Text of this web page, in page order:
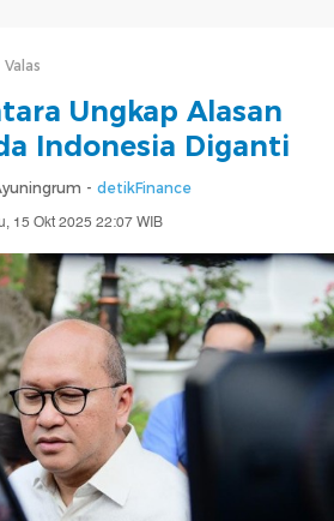
Ungkap Alasan
Indonesia Diganti
- detikFinance
15 Okt 2025 22:07 WIB